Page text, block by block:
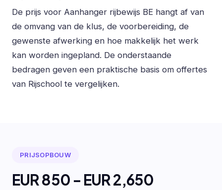
De prijs voor Aanhanger rijbewijs BE hangt af van
de omvang van de klus, de voorbereiding, de
gewenste afwerking en hoe makkelijk het werk
kan worden ingepland. De onderstaande
bedragen geven een praktische basis om offertes
van Rijschool te vergelijken.
PRIJSOPBOUW
EUR 850 - EUR 2,650